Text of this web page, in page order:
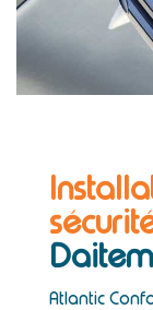
Daitem
Atlantic